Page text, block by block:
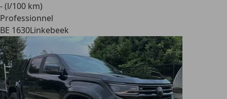
- (l/100 km)
Professionnel
BE 1630Linkebeek